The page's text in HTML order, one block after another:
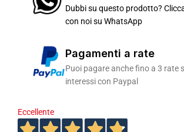
Dubbi su questo prodotto?
con noi su WhatsApp
Pagamenti a rate
Puoi pagare anche fino a 3 rate
interessi con Paypal
Eccellente